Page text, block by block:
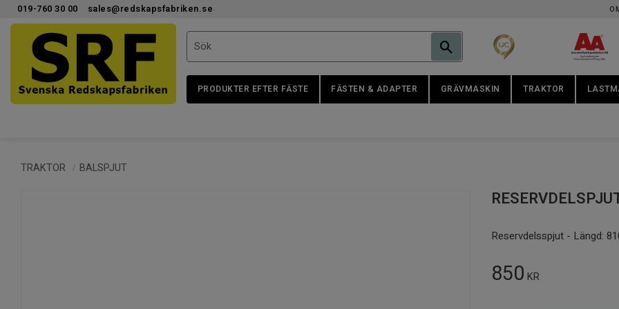
019-760 30 00 sales@redskapsfabriken.se
PRODUKTER EFTER FÄSTE FÄSTEN & ADAPTER GRÄVMASKIN TRAKTOR
TRAKTOR BALSPJUT
Reservdelsspjut - Längd:
850 KR